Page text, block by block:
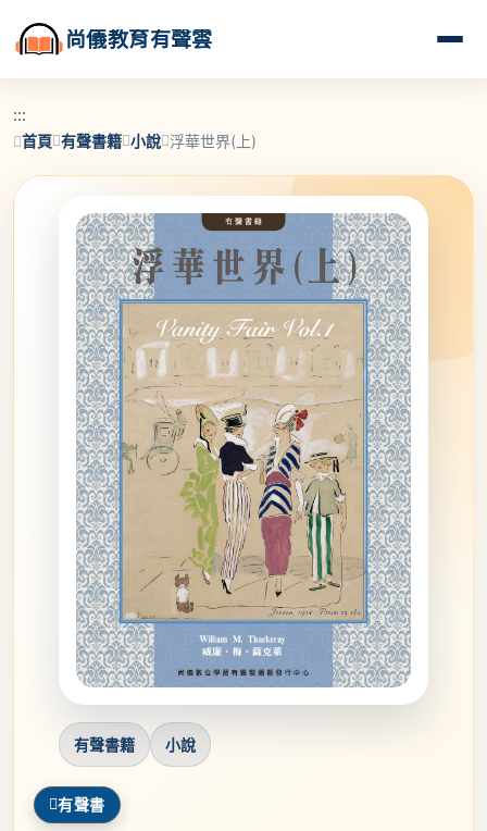
尚儀教育有聲雲
:::
首頁 有聲書籍 小說 浮華世界(上)
有聲書籍 小說
有聲書